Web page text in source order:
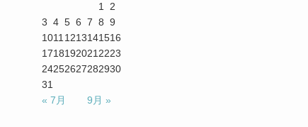
1
2
3 4 5 6 7 8 9
1011 1213141516
1718192021 2223
24252627282930
31
« 7月
9月 »